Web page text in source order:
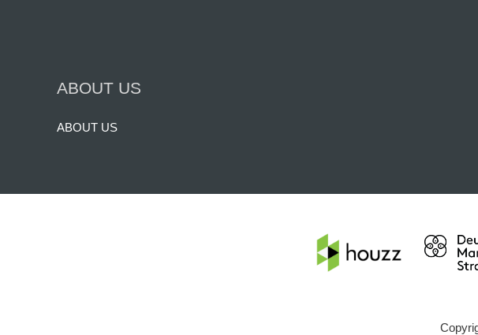
ABOUT US
ABOUT US